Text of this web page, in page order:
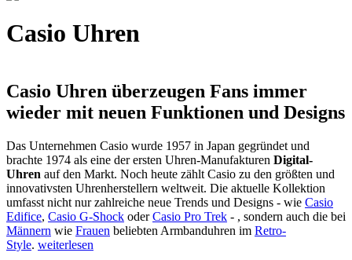
Casio Uhren
Casio Uhren überzeugen Fans immer
wieder mit neuen Funktionen und Designs
Das Unternehmen Casio wurde 1957 in Japan gegründet und
brachte 1974 als eine der ersten Uhren-Manufakturen Digital-
Uhren auf den Markt. Noch heute zählt Casio zu den größten und
innovativsten Uhrenherstellern weltweit. Die aktuelle Kollektion
umfasst nicht nur zahlreiche neue Trends und Designs - wie Casio
Edifice, Casio G-Shock oderCasio Pro Trek - , sondern auch die bei
Männern wie Frauen beliebten Armbanduhren im Retro-
Style. weiterlesen